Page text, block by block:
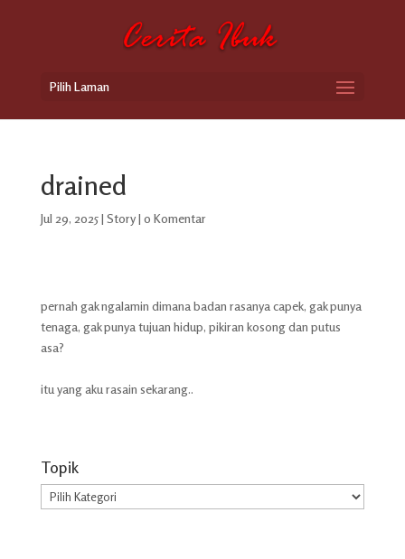
Pilih Laman
drained
Jul 29, 2025| Story| 0 Komentar
pernah gak ngalamin dimana badan rasanya capek, gak punya
tenaga, gak punya tujuan hidup, pikiran kosong dan putus
asa?
itu yang aku rasain sekarang..
Topik
Topik